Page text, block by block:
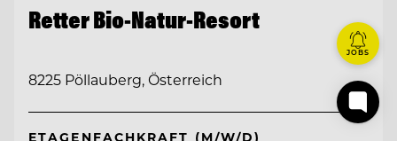
Retter Bio-Natur-Resort
8225 Pöllauberg, Österreich
ETAGENFACHKRAFT (M/W/D)
JOBS